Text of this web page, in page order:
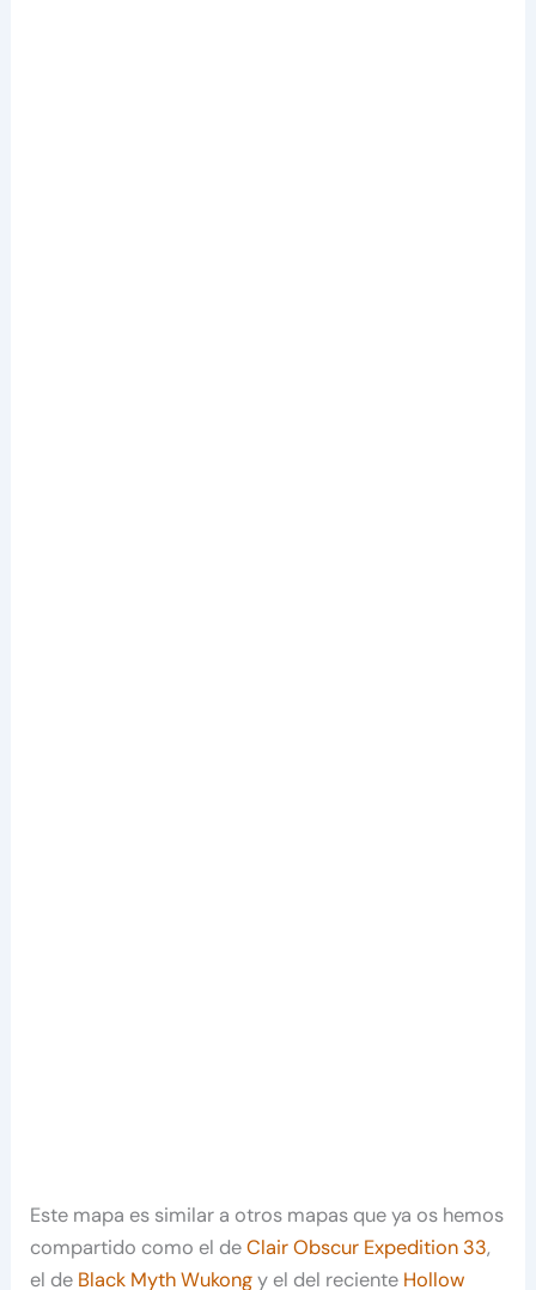
Este mapa es similar a otros mapas que ya os hemos
compartido como el deClair Obscur Expedition 33,
el de Black Myth Wukongy el del reciente Hollow